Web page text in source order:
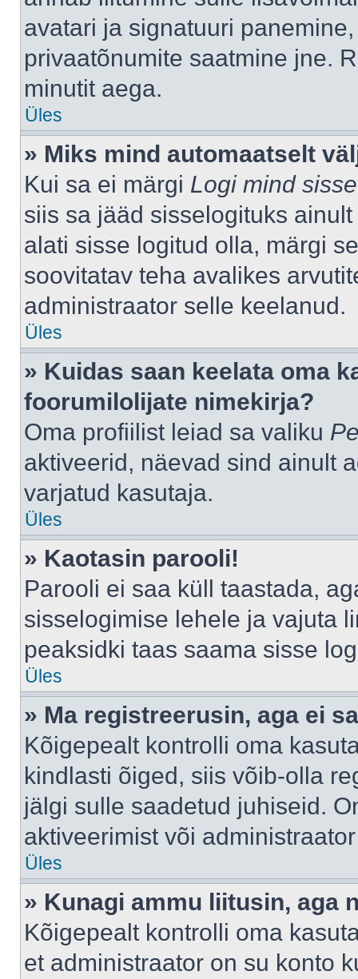
avatari ja signatuuri
privaatõnumite saatmine jne.
minutit aega.
Üles
» Miks mind automaatselt
Kui sa ei märgi Logi mind
siis sa jääd sisselogituks
alati sisse logitud olla, märgi
soovitatav teha avalikes
administraator selle keelanud.
Üles
» Kuidas saan keelata oma
foorumilolijate nimekirja?
Oma profiilist leiad sa valiku
aktiveerid, näevad sind ainult
varjatud kasutaja.
Üles
» Kaotasin parooli!
Parooli ei saa küll taastada,
sisselogimise lehele ja vajuta
peaksidki taas saama sisse
Üles
» Ma registreerusin, aga ei
Kõigepealt kontrolli oma
kindlasti õiged, siis võib-olla
jälgi sulle saadetud juhiseid.
aktiveerimist või
Üles
» Kunagi ammu liitusin, aga
Kõigepealt kontrolli oma
et administraator on su konto